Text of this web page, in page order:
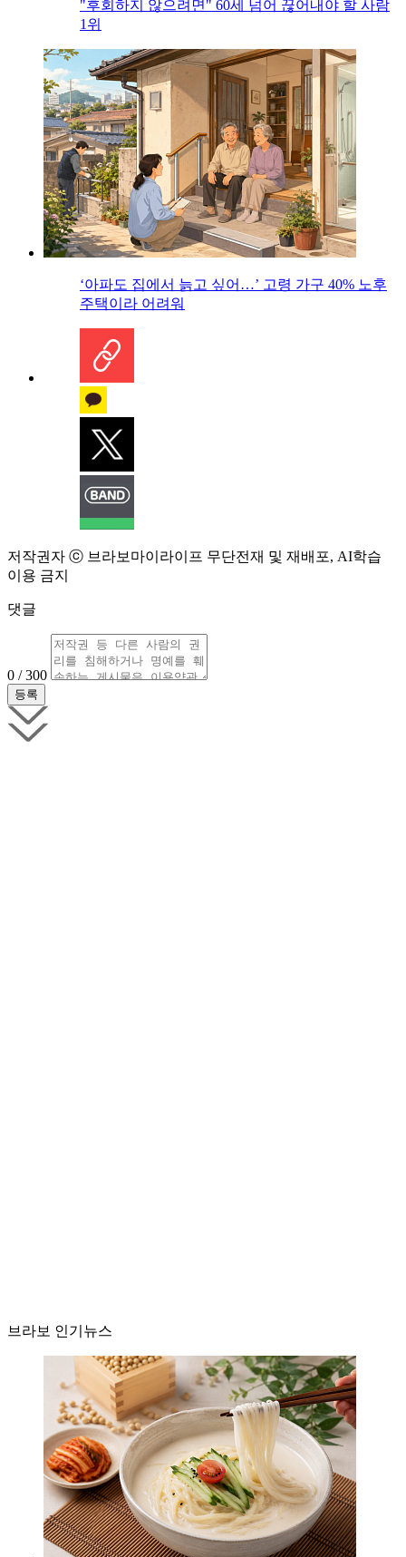
"후회하지 않으려면" 60세 넘어 끊어내야 할 사람
1위
‘아파도 집에서 늙고 싶어…’ 고령 가구 40% 노후
주택이라 어려워
저작권자 ⓒ 브라보마이라이프 무단전재 및 재배포, AI학습
이용 금지
댓글
0 / 300
브라보 인기뉴스